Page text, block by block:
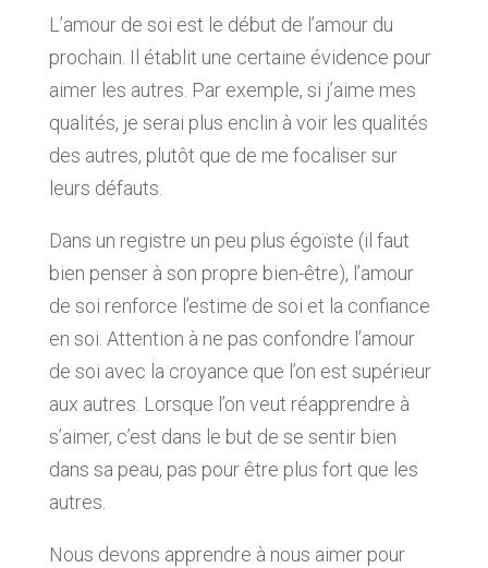
L’amour de soi est le début de l’amour du
prochain. Il établit une certaine évidence pour
aimer les autres. Par exemple, si j’aime mes
qualités, je serai plus enclin à voir les qualités
des autres, plutôt que de me focaliser sur
leurs défauts.
Dans un registre un peu plus égoïste (il faut
bien penser à son propre bien-être), l’amour
de soi renforce l’estime de soi et la confiance
en soi. Attention à ne pas confondre l’amour
de soi avec la croyance que l’on est supérieur
aux autres. Lorsque l’on veut réapprendre à
s’aimer, c’est dans le but de se sentir bien
dans sa peau, pas pour être plus fort que les
autres.
Nous devons apprendre à nous aimer pour